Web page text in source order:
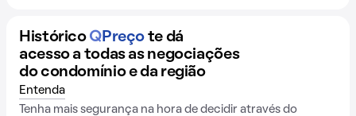
Histórico QPreço te dá
acesso a todas as negociações
do condomínio e da região
Entenda
Tenha mais segurança na hora de decidir através do